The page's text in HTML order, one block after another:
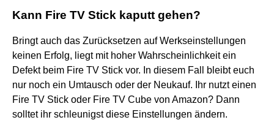
Kann Fire TV Stick kaputt gehen?
Bringt auch das Zurücksetzen auf Werkseinstellungen
keinen Erfolg, liegt mit hoher Wahrscheinlichkeit ein
Defekt beim Fire TV Stick vor. In diesem Fall bleibt euch
nur noch ein Umtausch oder der Neukauf. Ihr nutzt einen
Fire TV Stick oder Fire TV Cube von Amazon? Dann
solltet ihr schleunigst diese Einstellungen ändern.